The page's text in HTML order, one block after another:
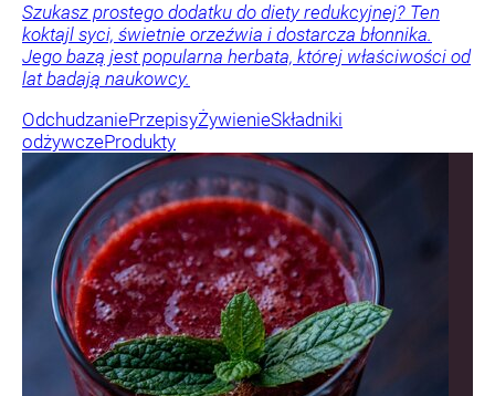
Szukasz prostego dodatku do diety redukcyjnej? Ten
koktajl syci, świetnie orzeźwia i dostarcza błonnika.
Jego bazą jest popularna herbata, której właściwości od
lat badają naukowcy.
OdchudzaniePrzepisyŻywienieSkładniki
odżywczeProdukty